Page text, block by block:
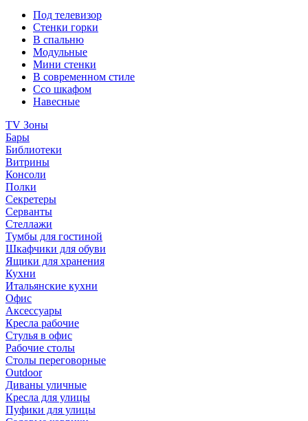
Под телевизор
Стенки горки
В спальню
Модульные
Мини стенки
В современном стиле
Ссо шкафом
Навесные
TV Зоны
Бары
Библиотеки
Витрины
Консоли
Полки
Секретеры
Серванты
Стеллажи
Тумбы для гостиной
Шкафчики для обуви
Ящики для хранения
Кухни
Итальянские кухни
Офис
Аксессуары
Кресла рабочие
Стулья в офис
Рабочие столы
Столы переговорные
Outdoor
Диваны уличные
Кресла для улицы
Пуфики для улицы